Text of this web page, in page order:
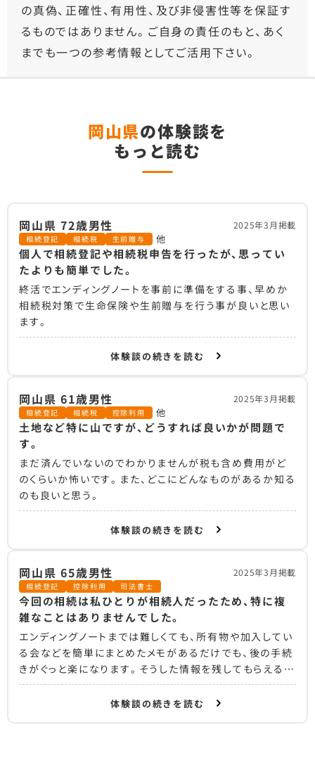
の真偽、正確性、有用性、及び非侵害性等を保証す
るものではありません。ご自身の責任のもと、あく
までも一つの参考情報としてご活用下さい。
岡山県の体験談を
もっと読む
岡山県 72歳男性 2025年3月掲載
相続登記 相続税 生前贈与 他
個人で相続登記や相続税申告を行ったが、思ってい
たよりも簡単でした。
終活でエンディングノートを事前に準備をする事、早めか
相続税対策で生命保険や生前贈与を行う事が良いと思い
ます。
体験談の続きを読む
岡山県 61歳男性 2025年3月掲載
相続登記 相続税 控除利用 他
土地など特に山ですが、どうすれば良いかが問題で
す。
まだ済んでいないのでわかりませんが税も含め費用がど
のくらいか怖いです。また、どこにどんなものがあるか知る
のも良いと思う。
体験談の続きを読む
岡山県 65歳男性 2025年3月掲載
相続登記 控除利用 司法書士
今回の相続は私ひとりが相続人だったため、特に複
雑なことはありませんでした。
エンディングノートまでは難しくても、所有物や加入してい
る会などを簡単にまとめたメモがあるだけでも、後の手続
きがぐっと楽になります。そうした情報を残してもらえるよ
う、生前に頼んでおくことが大切だと感じました。
体験談の続きを読む